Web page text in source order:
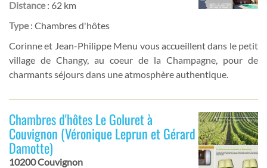
Distance: 62 km
Type: Chambres d'hôtes
Corinne et Jean-Philippe Menu vous accueillent dans le petit
village de Changy, au coeur de la Champagne, pour de
charmants séjours dans une atmosphère authentique.
Chambres d'hôtes Le Goluret à
Couvignon (Véronique Leprun et Gérard
Damotte)
10200 Couvignon